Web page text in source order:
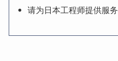
请为日本工程师提供服务